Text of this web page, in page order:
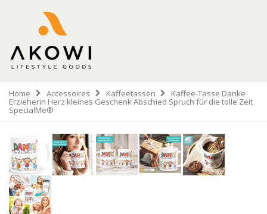
Home Accessoires Kaffeetassen Kaffee-Tasse Danke
Erzieherin Herz kleines Geschenk Abschied Spruch für die tolle Zeit
SpecialMe®